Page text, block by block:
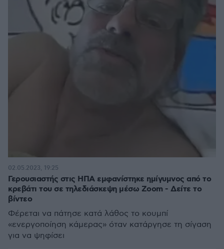
Γερουσιαστής στις ΗΠΑ εμφανίστηκε ημίγυμνος από το
κρεβάτι του σε τηλεδιάσκεψη μέσω Zoom - Δείτε το
βίντεο
Φέρεται να πάτησε κατά λάθος το κουμπί
«ενεργοποίηση κάμερας» όταν κατάργησε τη σίγαση
για να ψηφίσει
02.05.2023, 19:25